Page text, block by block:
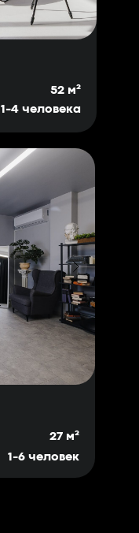
27 м²
52 м²
1-4 человека
1-6 человек